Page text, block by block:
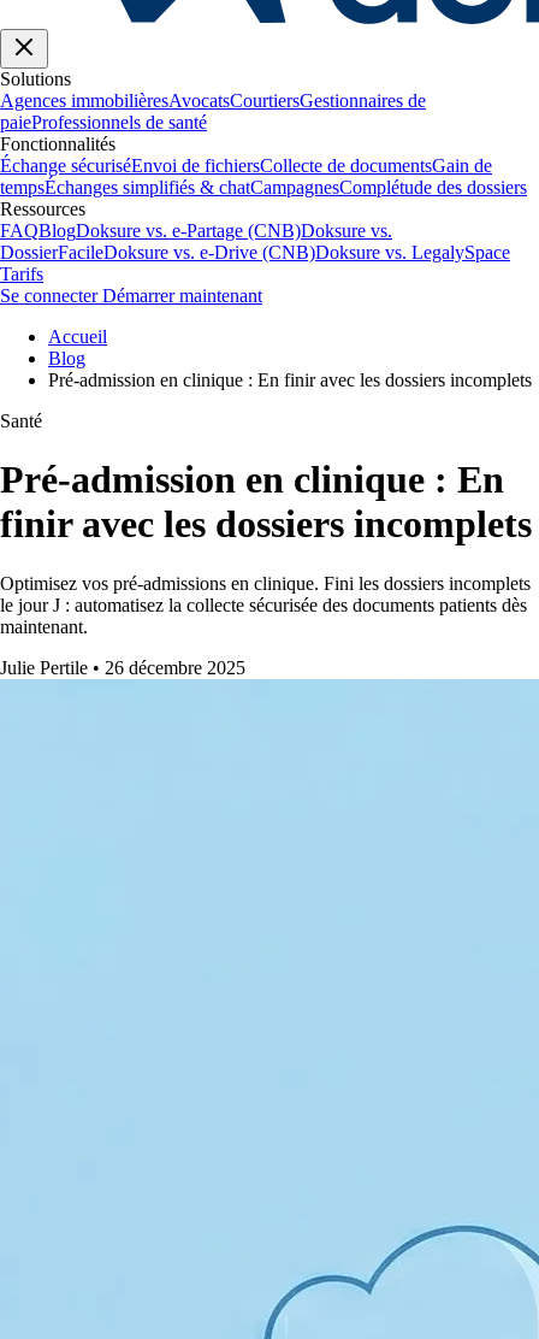
Solutions
Agences immobilièresAvocatsCourtiersGestionnaires de
paieProfessionnels de santé
Fonctionnalités
Échange sécuriséEnvoi de fichiersCollecte de documentsGain de
tempsÉchanges simplifiés & chatCampagnesComplétude des dossiers
Ressources
FAQBlogDoksure vs. e-Partage (CNB)Doksure vs.
DossierFacileDoksure vs. e-Drive (CNB)Doksure vs. LegalySpace
Tarifs
Se connecterDémarrer maintenant
Accueil
Blog
Pré-admission en clinique : En finir avec les dossiers incomplets
Santé
Pré-admission en clinique : En
finir avec les dossiers incomplets
Optimisez vos pré-admissions en clinique. Fini les dossiers incomplets
le jour J : automatisez la collecte sécurisée des documents patients dès
maintenant.
Julie Pertile • 26 décembre 2025